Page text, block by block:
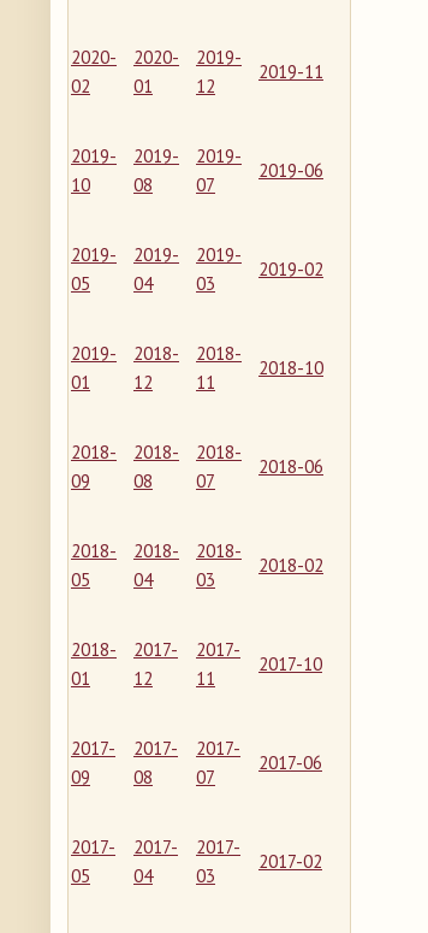
2020-
02
2020-
01
2019-
12
2019-11
2019-
10
2019-
08
2019-
07
2019-06
2019-
05
2019-
04
2019-
03
2019-02
2019-
01
2018-
12
2018-
11
2018-10
2018-
09
2018-
08
2018-
07
2018-06
2018-
05
2018-
04
2018-
03
2018-02
2018-
01
2017-
12
2017-
11
2017-10
2017-
09
2017-
08
2017-
07
2017-06
2017-
05
2017-
04
2017-
03
2017-02